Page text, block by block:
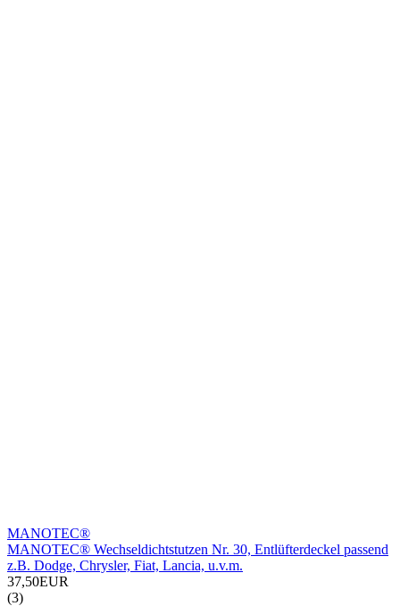
MANOTEC®
MANOTEC® Wechseldichtstutzen Nr. 30, Entlüfterdeckel passend
z.B. Dodge, Chrysler, Fiat, Lancia, u.v.m.
37,50EUR
(3)